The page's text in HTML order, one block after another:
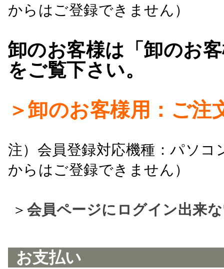
からはご登録できません）
卸のお客様は「卸のお
をご覧下さい。
＞卸のお客様用：ご注
注）会員登録対応機種：パソ
からはご登録できません）
＞ 会員ページにログイン出来
お支払い